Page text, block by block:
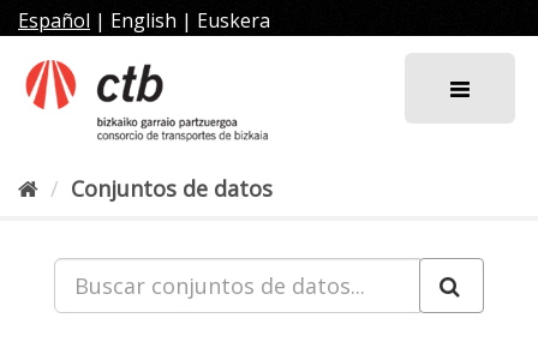
al
contenido
Español | English | Euskera
Conjuntos de datos